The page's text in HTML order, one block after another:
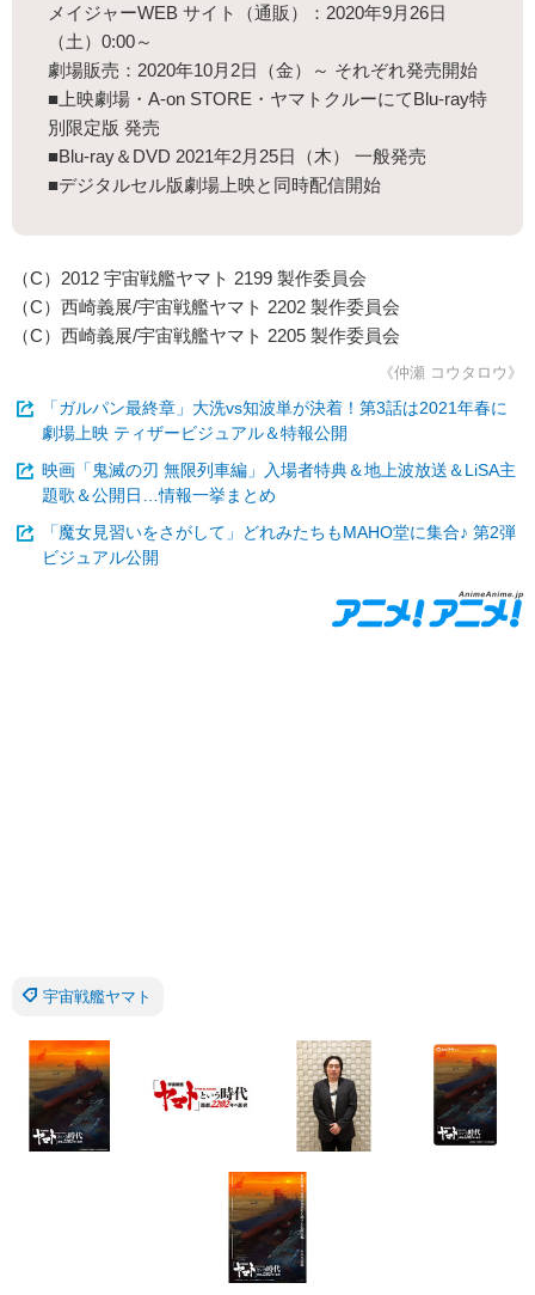
メイジャーWEB サイト（通販）：2020年9月26日
（土）0:00～
劇場販売：2020年10月2日（金）～ それぞれ発売開始
■上映劇場・A-on STORE・ヤマトクルーにてBlu-ray特
別限定版 発売
■Blu-ray＆DVD 2021年2月25日（木） 一般発売
■デジタルセル版劇場上映と同時配信開始
（C）2012 宇宙戦艦ヤマト 2199 製作委員会
（C）西崎義展/宇宙戦艦ヤマト 2202 製作委員会
（C）西崎義展/宇宙戦艦ヤマト 2205 製作委員会
《仲瀬 コウタロウ》
「ガルパン最終章」大洗vs知波単が決着！第3話は2021年春に
劇場上映 ティザービジュアル＆特報公開
映画「鬼滅の刃 無限列車編」入場者特典＆地上波放送＆LiSA主
題歌＆公開日…情報一挙まとめ
「魔女見習いをさがして」どれみたちもMAHO堂に集合♪ 第2弾
ビジュアル公開
宇宙戦艦ヤマト